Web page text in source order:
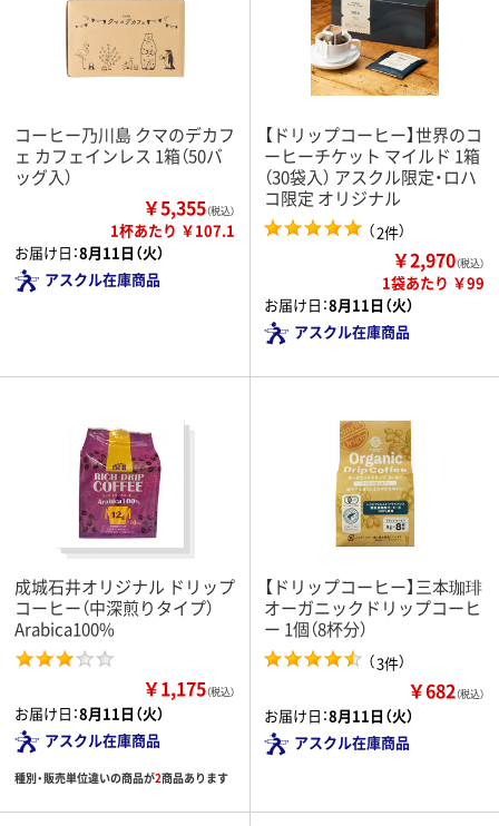
コーヒー乃川島 クマのデカフ
ェ カフェインレス 1箱（50バ
ッグ入）
￥5,355（税込）
1杯あたり ￥107.1
お届け日：8月11日（火）
アスクル在庫商品
【ドリップコーヒー】世界のコ
ーヒーチケット マイルド 1箱
（30袋入） アスクル限定・ロハ
コ限定 オリジナル
（2件）
￥2,970（税込）
1袋あたり ￥99
お届け日：8月11日（火）
アスクル在庫商品
成城石井オリジナル ドリップ
コーヒー（中深煎りタイプ）
Arabica100%
￥1,175（税込）
お届け日：8月11日（火）
アスクル在庫商品
種別・販売単位違いの商品が2商品あります
【ドリップコーヒー】三本珈琲
オーガニックドリップコーヒ
ー 1個（8杯分）
（3件）
￥682（税込）
お届け日：8月11日（火）
アスクル在庫商品